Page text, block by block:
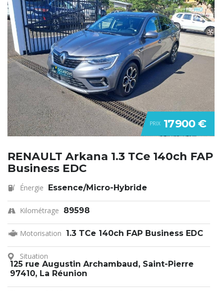
PRIX 17 900 €
RENAULT Arkana 1.3 TCe 140ch FAP
Business EDC
Énergie Essence/Micro-Hybride
Kilométrage 89598
Motorisation 1.3 TCe 140ch FAP Business EDC
Situation
125 rue Augustin Archambaud, Saint-Pierre
97410, La Réunion